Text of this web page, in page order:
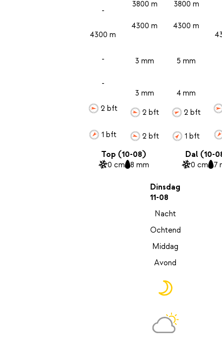
-
4300 m
-
-
2 bft
1 bft
3800 m
4300 m
3 mm
3 mm
2 bft
2 bft
3800 m
4300 m
5 mm
4 mm
2 bft
1 bft
Top (10-08)
0 cm 8 mm
Dal (10-
0 cm 7
Dinsdag
11-08
Nacht
Ochtend
Middag
Avond